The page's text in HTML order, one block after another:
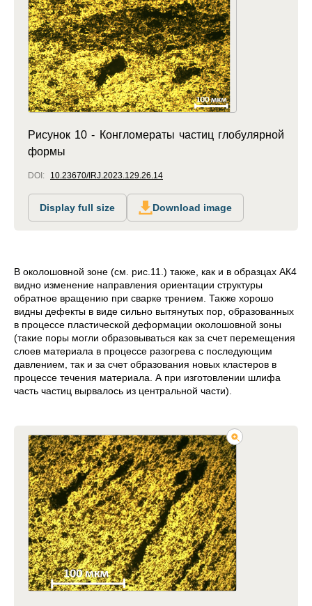
Рисунок 10 - Конгломераты частиц глобулярной
формы
DOI: 10.23670/IRJ.2023.129.26.14
Display full size Download image
В околошовной зоне (см. рис.11.) также, как и в образцах АК4
видно изменение направления ориентации структуры
обратное вращению при сварке трением. Также хорошо
видны дефекты в виде сильно вытянутых пор, образованных
в процессе пластической деформации околошовной зоны
(такие поры могли образовываться как за счет перемещения
слоев материала в процессе разогрева с последующим
давлением, так и за счет образования новых кластеров в
процессе течения материала. А при изготовлении шлифа
часть частиц вырвалось из центральной части).